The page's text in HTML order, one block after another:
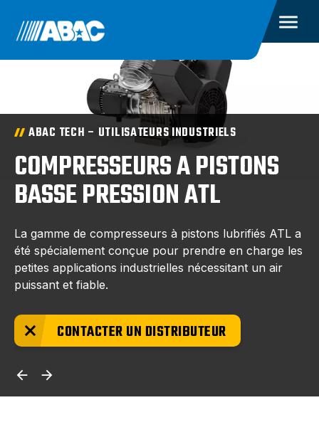
ABAC TECH – UTILISATEURS INDUSTRIELS
COMPRESSEURS A PISTONS
BASSE PRESSION ATL
La gamme de compresseurs à pistons lubrifiés ATL a
été spécialement conçue pour prendre en charge les
petites applications industrielles nécessitant un air
puissant et fiable.
CONTACTER UN DISTRIBUTEUR